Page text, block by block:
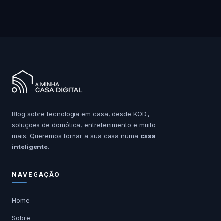
Blog sobre tecnologia em casa, desde KODI,
soluções de domótica, entretenimento e muito
mais. Queremos tornar a sua casa numa casa
inteligente.
NAVEGAÇÃO
Home
Sobre